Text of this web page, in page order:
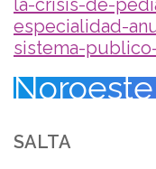
especialidad-
sistema-
Noroeste
SALTA